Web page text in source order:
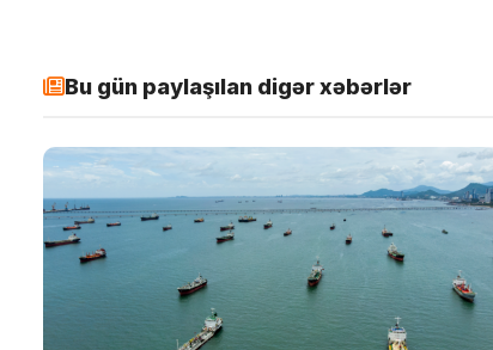
Bu gün paylaşılan digər xəbərlər